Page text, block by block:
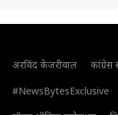
अरविंद केजरीवाल कांग्रेस
#NewsBytesExclusive